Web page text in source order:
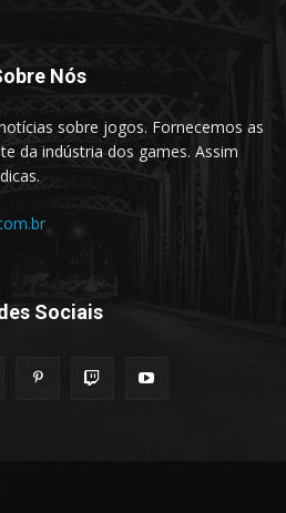
Nós
sobre jogos. Fornecemos as
da indústria dos games. Assim
Sociais